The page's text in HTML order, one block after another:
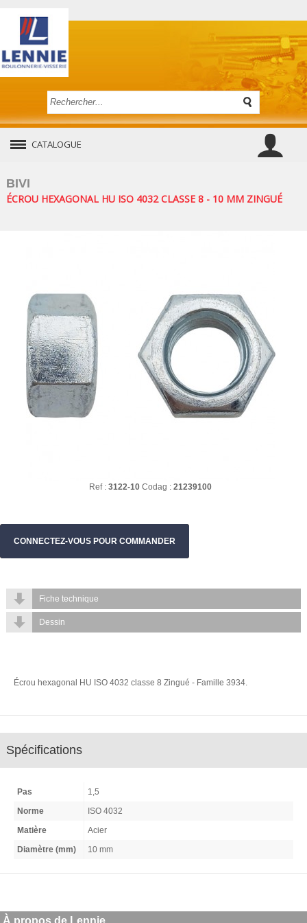
CATALOGUE
BIVI
ÉCROU HEXAGONAL HU ISO 4032 CLASSE 8 - 10 MM ZINGUÉ
Ref :3122-10 Codag :21239100
CONNECTEZ-VOUS POUR COMMANDER
Fiche technique
Dessin
Écrou hexagonal HU ISO 4032 classe 8 Zingué - Famille 3934.
Spécifications
Pas
1,5
Norme
ISO 4032
Matière
Acier
Diamètre (mm)
10 mm
À propos de Lennie